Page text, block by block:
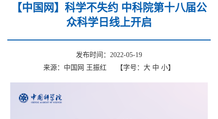
【中国网】科学不失约 中科院第十八届公
众科学日线上开启
发布时间：2022-05-19
来源：中国网 王振红
【字号： 大 中 小】